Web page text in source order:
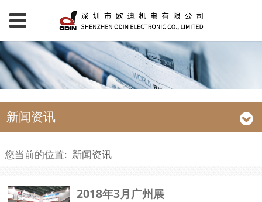
新闻资讯
您当前的位置: 新闻资讯
2018年3月广州展